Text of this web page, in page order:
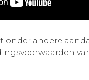
onder andere